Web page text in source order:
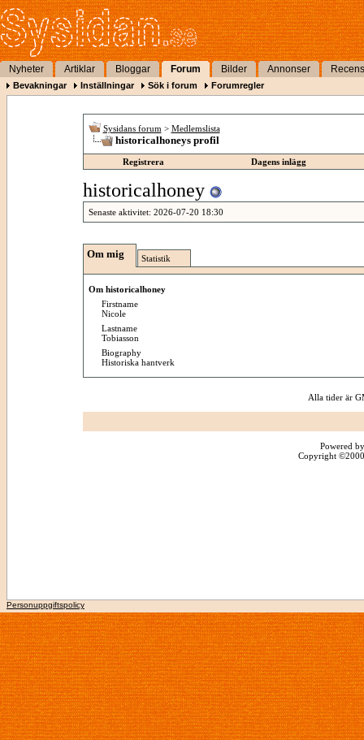
Nyheter Artiklar Bloggar Forum Bilder Annonser
Bevakningar Inställningar Sök i forum Forumregler
Sysidans forum > Medlemslista
historicalhoneys profil
Registrera Dagens inlägg
historicalhoney
Senaste aktivitet: 2026-07-20 18:30
Om mig Statistik
Om historicalhoney
Firstname
Nicole
Lastname
Tobiasson
Biography
Historiska hantverk
Alla tider är
Powered
Copyright
Personuppgiftspolicy